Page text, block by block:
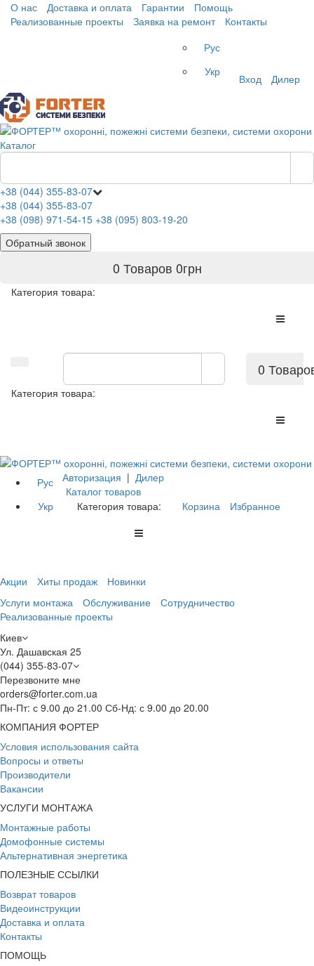
О нас Доставка и оплата Гарантии
Помощь
Реализованные проекты
Заявка на ремонт
Контакты
Рус
Укр
Вход Дилер
Каталог
+38 (044) 355-83-07
+38 (044) 355-83-07
+38 (098) 971-54-15 +38 (095) 803-19-20
Обратный звонок
0 Товаров 0грн
Категория товара:
0
Категория товара:
Рус
Укр
Авторизация | Дилер
Каталог товаров
Категория товара:
Корзина Избранное
Акции Хиты продаж
Новинки
Услуги монтажа
Обслуживание
Сотрудничество
Реализованные проекты
Киев
Ул. Дашавская 25
(044) 355-83-07
Перезвоните мне
orders@forter.com.ua
Пн-Пт: с 9.00 до 21.00 Сб-Нд: с 9.00 до 20.00
КОМПАНИЯ ФОРТЕР
Условия использования сайта
Вопросы и ответы
Производители
Вакансии
УСЛУГИ МОНТАЖА
Монтажные работы
Домофонные системы
Альтернативная энергетика
ПОЛЕЗНЫЕ ССЫЛКИ
Возврат товаров
Видеоинструкции
Доставка и оплата
Контакты
ПОМОЩЬ